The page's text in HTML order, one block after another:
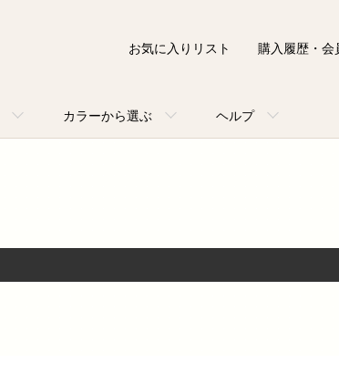
カラーから選ぶ ヘルプ
お気に入りリスト 購入履歴・会